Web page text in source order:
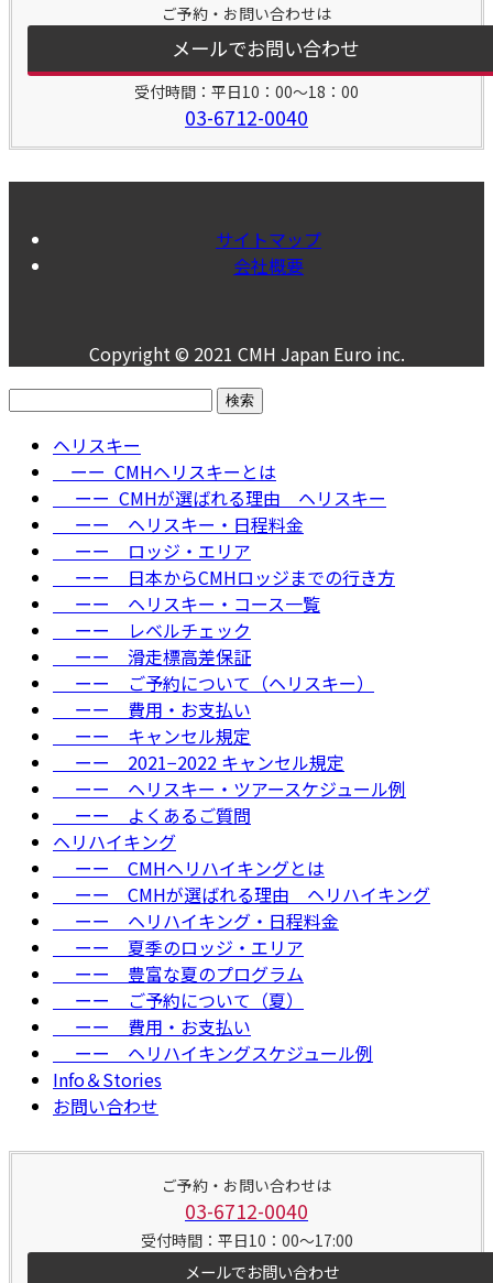
ご予約・お問い合わせは
メールでお問い合わせ
受付時間：平日10：00～18：00
03-6712-0040
サイトマップ
会社概要
Copyright © 2021 CMH Japan Euro inc.
検
ヘリスキー
ーー CMHヘリスキーとは
ーー CMHが選ばれる理由＿ヘリスキー
ーー ヘリスキー・日程料金
ーー ロッジ・エリア
ーー 日本からCMHロッジまでの行き方
ーー ヘリスキー・コース一覧
ーー レベルチェック
ーー 滑走標高差保証
ーー ご予約について（ヘリスキー）
ーー 費用・お支払い
ーー キャンセル規定
ーー 2021−2022 キャンセル規定
ーー ヘリスキー・ツアースケジュール例
ーー よくあるご質問
ヘリハイキング
ーー CMHヘリハイキングとは
ーー CMHが選ばれる理由＿ヘリハイキング
ーー ヘリハイキング・日程料金
ーー 夏季のロッジ・エリア
ーー 豊富な夏のプログラム
ーー ご予約について（夏）
ーー 費用・お支払い
ーー ヘリハイキングスケジュール例
Info＆Stories
お問い合わせ
ご予約・お問い合わせは
03-6712-0040
受付時間：平日10：00～17:00
メールでお問い合わせ